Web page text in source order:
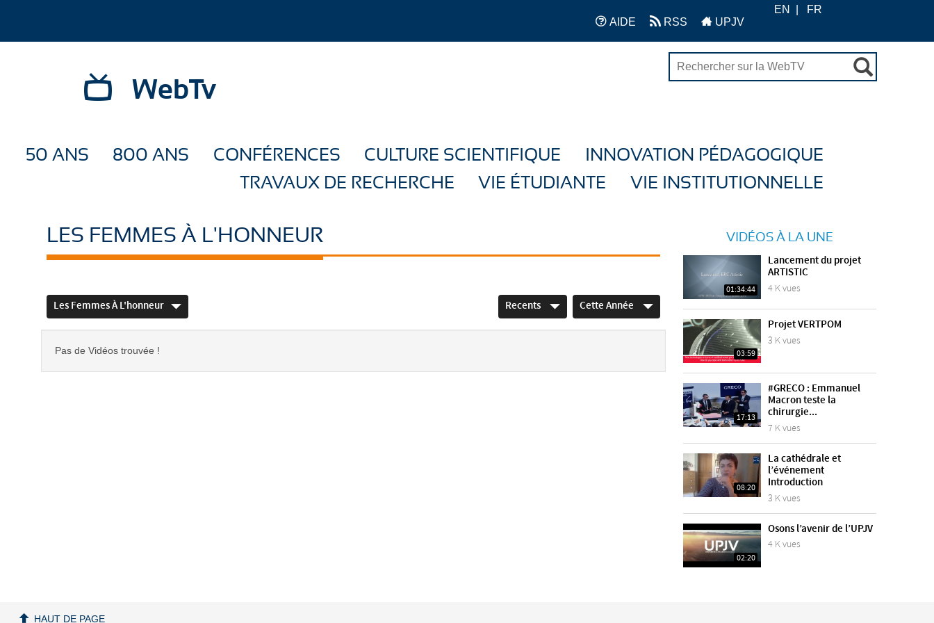
AIDE RSS UPJV
EN FR
WebTv
50 ANS 800 ANS CONFÉRENCES CULTURE SCIENTIFIQUE
INNOVATION PÉDAGOGIQUE
TRAVAUX DE RECHERCHE
VIE ÉTUDIANTE VIE INSTITUTIONNELLE
LES FEMMES À L'HONNEUR
Les Femmes À L'honneur Recents Cette Année
Pas de Vidéos trouvée !
VIDÉOS À LA UNE
01:34:44
Lancement du projet
ARTISTIC
4 K vues
03:59
Projet VERTPOM
3 K vues
17:13
#GRECO : Emmanuel
Macron teste la
chirurgie...
7 K vues
08:20
La cathédrale et
l’événement
Introduction
3 K vues
02:20
Osons l’avenir de l’UPJV
4 K vues
HAUT DE PAGE